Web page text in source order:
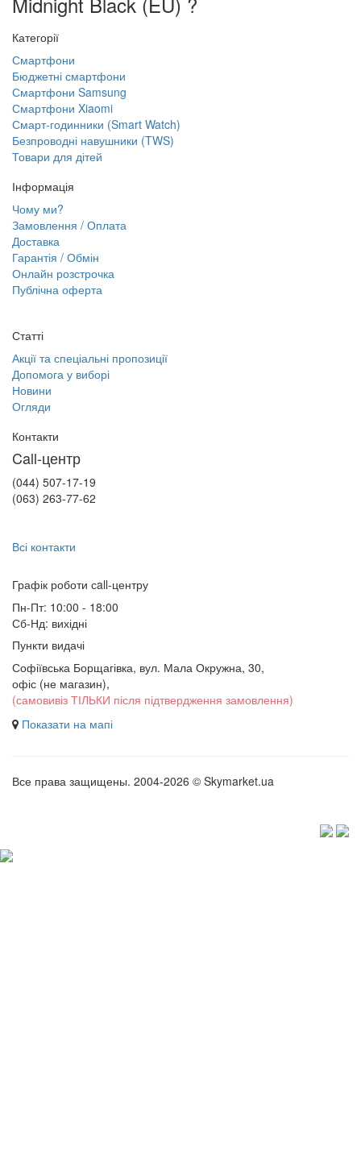
Категорії
Смартфони
Бюджетні смартфони
Смартфони Samsung
Смартфони Xiaomi
Смарт-годинники (Smart Watch)
Безпроводні навушники (TWS)
Товари для дітей
Інформація
Чому ми?
Замовлення / Оплата
Доставка
Гарантія / Обмін
Онлайн розстрочка
Публічна оферта
Статті
Акції та спеціальні пропозиції
Допомога у виборі
Новини
Огляди
Контакти
Call-центр
(044) 507-17-19
(063) 263-77-62
Всі контакти
Графік роботи сall-центру
Пн-Пт: 10:00 - 18:00
Сб-Нд: вихідні
Пункти видачі
Софіївська Борщагівка, вул. Мала Окружна, 30,
офіс (не магазин),
(самовивіз ТІЛЬКИ після підтвердження замовлення)
Показати на мапі
Все права защищены. 2004-2026 © Skymarket.ua